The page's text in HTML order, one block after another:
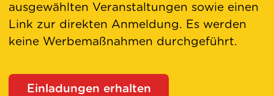
ausgewählten Veranstaltungen sowie einen
Link zur direkten Anmeldung. Es werden
keine Werbemaßnahmen durchgeführt.
Einladungen erhalten